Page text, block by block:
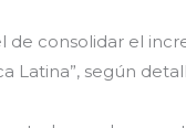
consolidar el
Latina”, según